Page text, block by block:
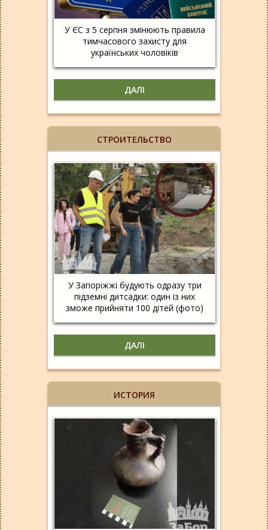
У ЄС з 5 серпня змінюють правила
тимчасового захисту для
українських чоловіків
ДАЛІ
СТРОИТЕЛЬСТВО
У Запоріжжі будують одразу три
підземні дитсадки: один із них
зможе прийняти 100 дітей (фото)
ДАЛІ
ИСТОРИЯ